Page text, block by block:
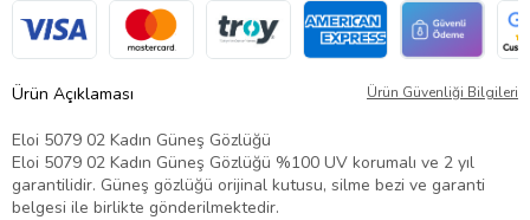
Ürün Açıklaması Ürün Güvenliği Bilgileri
Eloi 5079 02 Kadın Güneş Gözlüğü
Eloi 5079 02 Kadın Güneş Gözlüğü %100 UV korumalı ve 2 yıl
garantilidir. Güneş gözlüğü orijinal kutusu, silme bezi ve garanti
belgesi ile birlikte gönderilmektedir.